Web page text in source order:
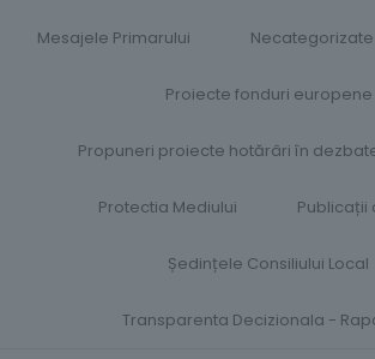
Mesajele Primarului Necategorizate
Proiecte fonduri europene
Propuneri proiecte hotărâri în
Protectia Mediului Publicații
Ședințele Consiliului Local
Transparenta Decizionala -